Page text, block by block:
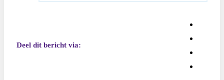
Deel dit bericht via: